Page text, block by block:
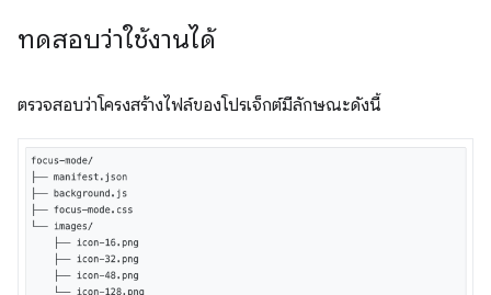
ทดสอบว่าใช้งานได้
ตรวจสอบว่าโครงสร้างไฟล์ของโปรเจ็กต์มีลักษณะดังนี้